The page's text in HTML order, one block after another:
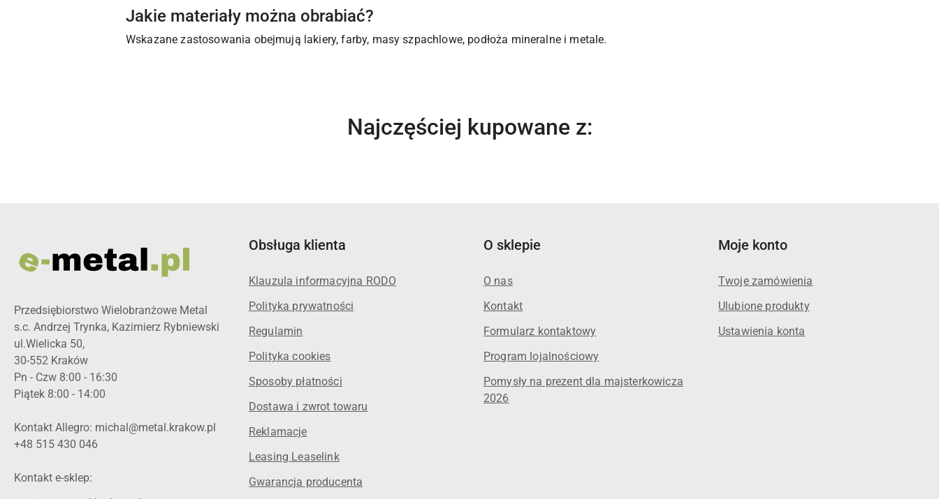
Jakie materiały można obrabiać?
Wskazane zastosowania obejmują lakiery, farby, masy szpachlowe, podłoża mineralne i metale.
Produkty
Najczęściej kupowane z:
Przedsiębiorstwo Wielobranżowe Metal
s.c. Andrzej Trynka, Kazimierz Rybniewski
ul.Wielicka 50,
30-552 Kraków
Pn - Czw 8:00 - 16:30
Piątek 8:00 - 14:00
Kontakt Allegro: michal@metal.krakow.pl
+48 515 430 046
Kontakt e-sklep:
Obsługa klienta
Klauzula informacyjna RODO
Polityka prywatności
Regulamin
Polityka cookies
Sposoby płatności
Dostawa i zwrot towaru
Reklamacje
Leasing Leaselink
Gwarancja producenta
O sklepie
O nas
Kontakt
Formularz kontaktowy
Program lojalnościowy
Pomysły na prezent dla majsterkowicza
2026
Moje konto
Twoje zamówienia
Ulubione produkty
Ustawienia konta